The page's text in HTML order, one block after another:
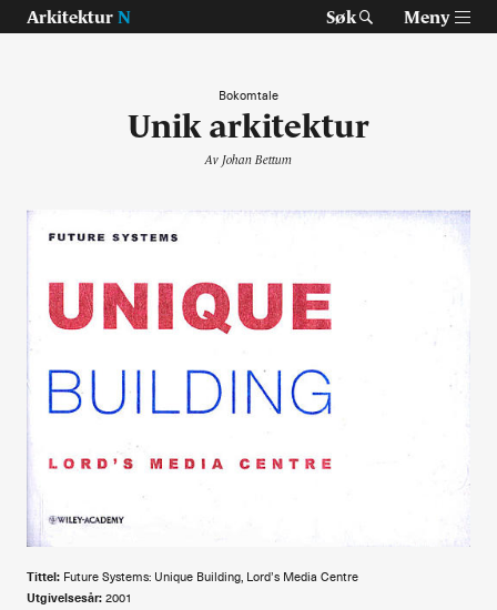
Arkitektur N Søk Meny
Tidsskrift for arkitektur, interiør og landskap
Temaer
Artikler
Om Arkitektur N
Siste utgave
Tidligere utgaver
Alle utgaver
Abonnere
Bokomtale
Unik arkitektur
Av Johan Bettum
Tittel: Future Systems: Unique Building, Lord’s Media Centre
Utgivelsesår: 2001